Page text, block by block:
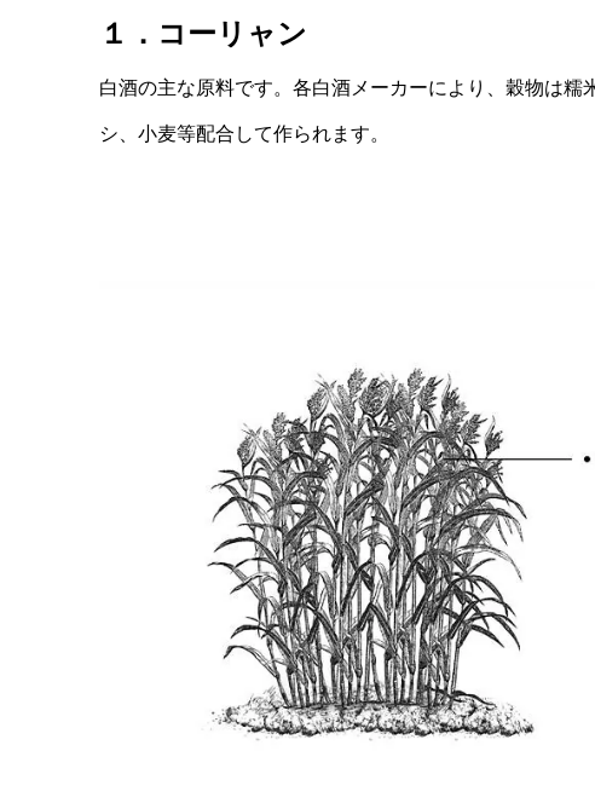
１．コーリャン
白酒の主な原料です。各白酒メーカーにより、穀物は糯
シ、小麦等配合して作られます。